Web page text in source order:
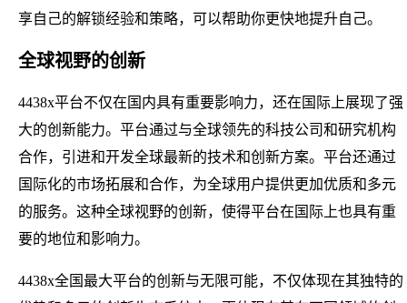
享自己的解锁经验和策略，可以帮助你更快地提升自己。
全球视野的创新
4438x平台不仅在国内具有重要影响力，还在国际上展现了强
大的创新能力。平台通过与全球领先的科技公司和研究机构
合作，引进和开发全球最新的技术和创新方案。平台还通过
国际化的市场拓展和合作，为全球用户提供更加优质和多元
的服务。这种全球视野的创新，使得平台在国际上也具有重
要的地位和影响力。
4438x全国最大平台的创新与无限可能，不仅体现在其独特的